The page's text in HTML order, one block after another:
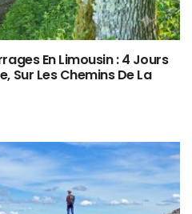
En Limousin : 4 Jours
Sur Les Chemins De La